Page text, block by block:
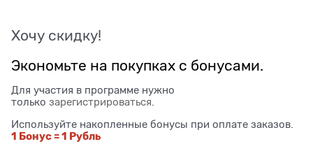
Хочу скидку!
Экономьте на покупках с бонусами.
Для участия в программе нужно
только зарегистрироваться.
Используйте накопленные бонусы при оплате заказов.
1 Бонус = 1 Рубль